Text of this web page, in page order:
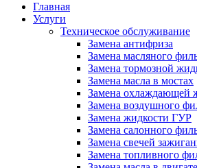
Главная
Услуги
Техническое обслуживание
Замена антифриза
Замена масляного
Замена тормозной
Замена масла в мостах
Замена охлаждающей
Замена воздушного
Замена жидкости ГУР
Замена салонного
Замена свечей
Замена топливного